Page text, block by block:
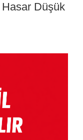
Düşük